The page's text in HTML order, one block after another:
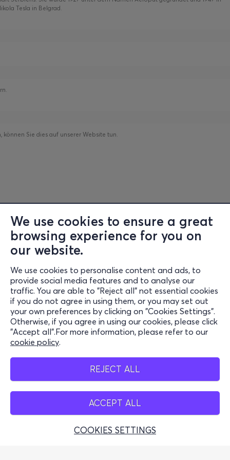
We use cookies to ensure a great
browsing experience for you on
our website.
We use cookies to personalise content and ads, to
provide social media features and to analyse our
traffic. You are able to "Reject all" not essential cookies
if you do not agree in using them, or you may set out
your own preferences by clicking on "Cookies Settings".
Otherwise, if you agree in using our cookies, please click
"Accept all".For more information, please refer to our
cookie policy.
REJECT ALL
ACCEPT ALL
COOKIES SETTINGS
Tesla in Belgrad.
können Sie dies auf unserer Website tun.
Information
Support
Stay Connected
Mobile App